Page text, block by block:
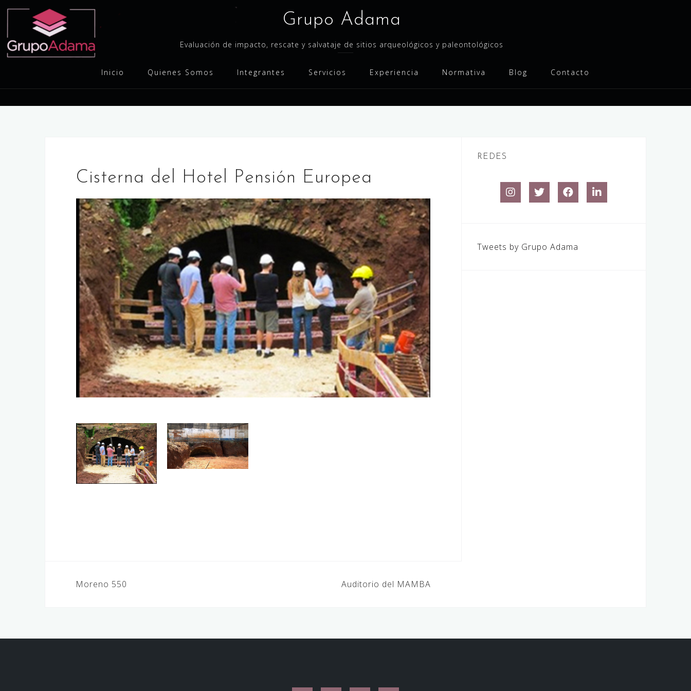
Skip
content
Grupo Adama
Evaluación de impacto, rescate y salvataje de sitios arqueológicos y paleontológicos
Inicio Quienes Somos Integrantes Servicios Experiencia Normativa Blog Contacto
Cisterna del Hotel Pensión Europea
Navegación
Moreno 550 Auditorio del MAMBA
REDES
InstagramTwitterFacebookLinkedin
Tweets by Grupo Adama